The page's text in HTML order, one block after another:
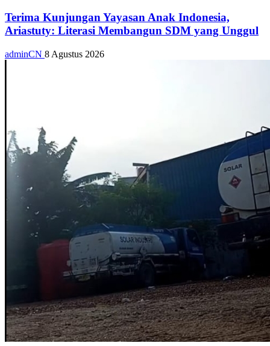
Terima Kunjungan Yayasan Anak Indonesia,
Ariastuty: Literasi Membangun SDM yang Unggul
adminCN 8 Agustus 2026